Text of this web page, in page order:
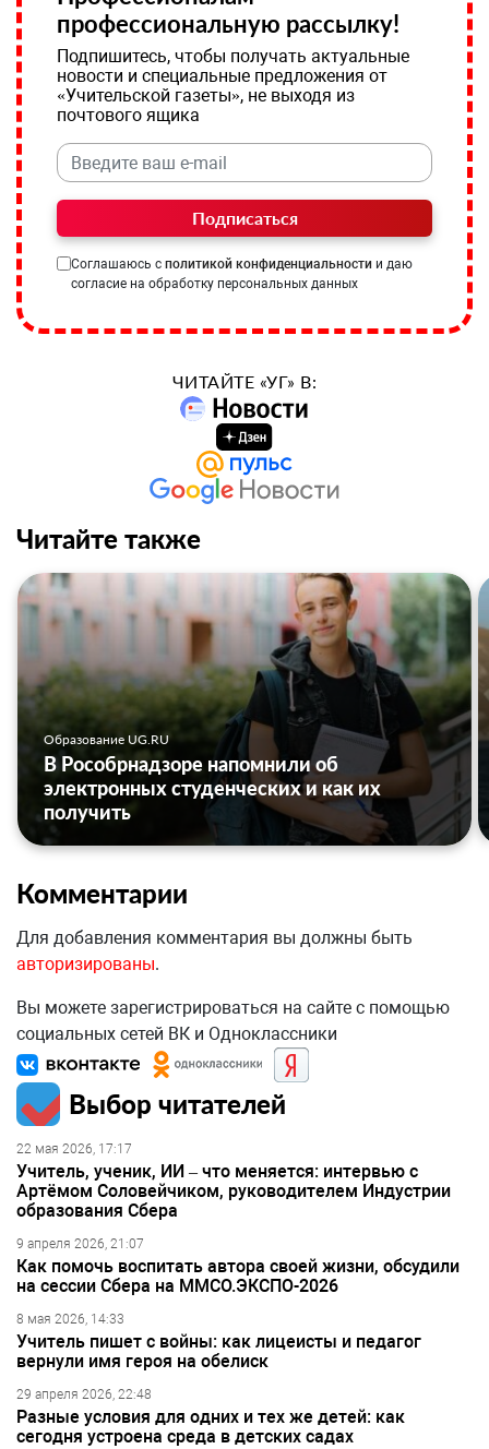
профессиональную рассылку!
Подпишитесь, чтобы получать актуальные
новости и специальные предложения от
«Учительской газеты», не выходя из
почтового ящика
Подписаться
Соглашаюсь с политикой конфиденциальности и даю
согласие на обработку персональных данных
ЧИТАЙТЕ «УГ» В:
Читайте также
Образование UG.RU
В Рособрнадзоре напомнили об
электронных студенческих и как их
получить
Комментарии
Для добавления комментария вы должны быть
авторизированы.
Вы можете зарегистрироваться на сайте с помощью
социальных сетей ВК и Одноклассники
Выбор читателей
22 мая 2026, 17:17
Учитель, ученик, ИИ – что меняется: интервью с
Артёмом Соловейчиком, руководителем Индустрии
образования Сбера
9 апреля 2026, 21:07
Как помочь воспитать автора своей жизни, обсудили
на сессии Сбера на ММСО.ЭКСПО-2026
8 мая 2026, 14:33
Учитель пишет с войны: как лицеисты и педагог
вернули имя героя на обелиск
29 апреля 2026, 22:48
Разные условия для одних и тех же детей: как
сегодня устроена среда в детских садах